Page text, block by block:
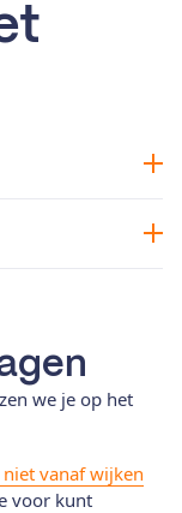
we je op het
vanaf wijken
voor kunt